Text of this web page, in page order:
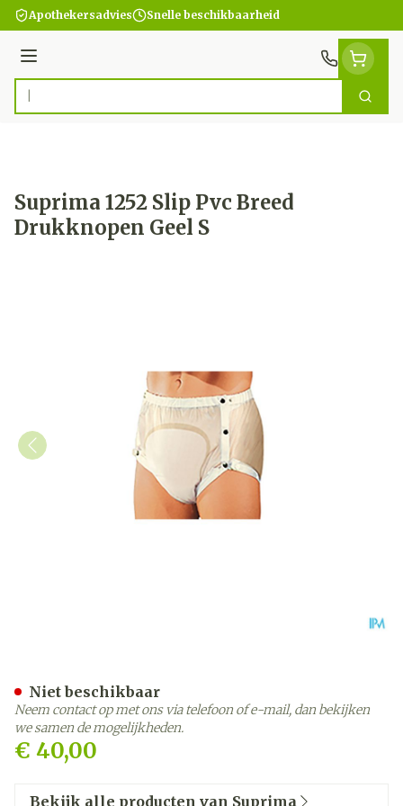
Ga naar de inhoud
Apothekersadvies Snelle beschikbaarheid
Menu
Product, merk, categorie... Zoek
Suprima 1252 Slip Pvc Breed
Drukknopen Geel S
€ 40,00
Niet beschikbaar
Neem contact op met ons via telefoon of e-mail, dan bekijken
we samen de mogelijkheden.
Bekijk alle producten van Suprima